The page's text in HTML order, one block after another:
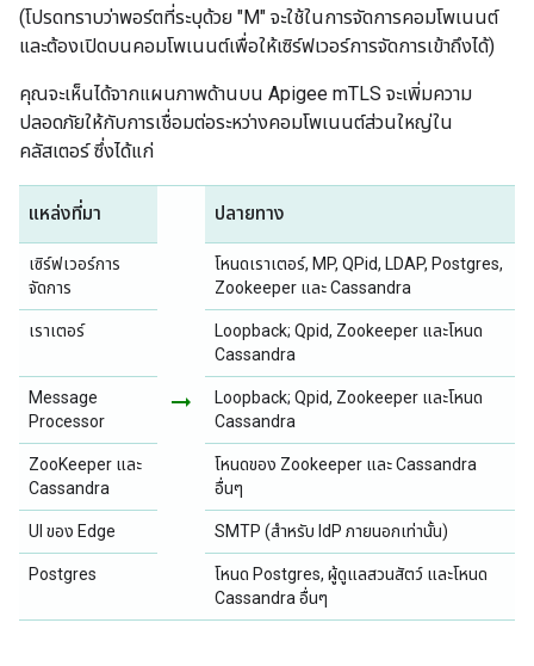
(โปรดทราบว่าพอร์ตที่ระบุด้วย "M" จะใช้ในการจัดการคอมโพเนนต์
และต้องเปิดบนคอมโพเนนต์เพื่อให้เซิร์ฟเวอร์การจัดการเข้าถึงได้)
คุณจะเห็นได้จากแผนภาพด้านบน Apigee mTLS จะเพิ่มความ
ปลอดภัยให้กับการเชื่อมต่อระหว่างคอมโพเนนต์ส่วนใหญ่ใน
คลัสเตอร์ ซึ่งได้แก่
แหล่งที่มา
arrow_right_alt
ปลายทาง
เซิร์ฟเวอร์การ
จัดการ
โหนดเราเตอร์, MP, QPid, LDAP, Postgres,
Zookeeper และ Cassandra
เราเตอร์
Loopback; Qpid, Zookeeper และโหนด
Cassandra
Message
Processor
Loopback; Qpid, Zookeeper และโหนด
Cassandra
ZooKeeper และ
Cassandra
โหนดของ Zookeeper และ Cassandra
อื่นๆ
UI ของ Edge SMTP (สำหรับ IdP ภายนอกเท่านั้น)
Postgres
โหนด Postgres, ผู้ดูแลสวนสัตว์ และโหนด
Cassandra อื่นๆ